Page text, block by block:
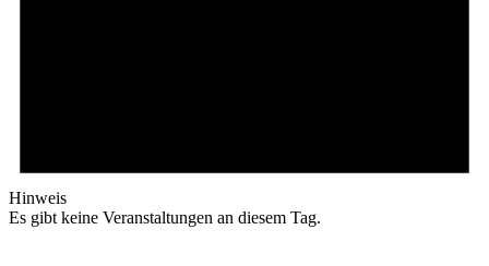
Hinweis
Es gibt keine Veranstaltungen an diesem Tag.